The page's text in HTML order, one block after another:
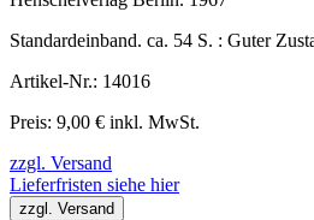
Standardeinband. ca. 54 S. : Guter
Artikel-Nr.: 14016
Preis: 9,00 € inkl. MwSt.
zzgl. Versand
Lieferfristen siehe hier
zzgl. Versand